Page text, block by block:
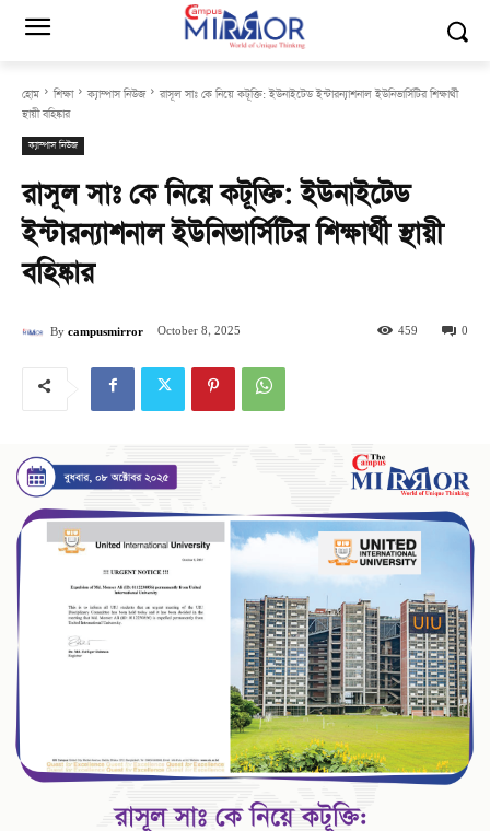
হোম শিক্ষা ক্যাম্পাস নিউজ
রাসূল সাঃ কে নিয়ে কটূক্তি: ইউনাইটেড ইন্টারন্যাশনাল ইউনিভার্সিটির শিক্ষার্থী
স্থায়ী বহিষ্কার
ক্যাম্পাস নিউজ
রাসূল সাঃ কে নিয়ে কটূক্তি: ইউনাইটেড
ইন্টারন্যাশনাল ইউনিভার্সিটির শিক্ষার্থী স্থায়ী
বহিষ্কার
By campusmirror October 8, 2025 0
459